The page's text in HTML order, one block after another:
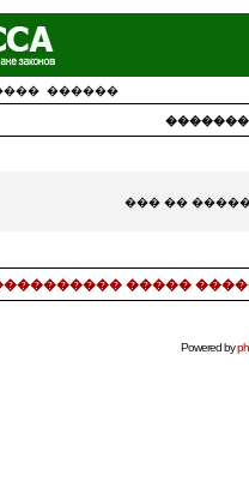
������
��� ��
�����
Powered by